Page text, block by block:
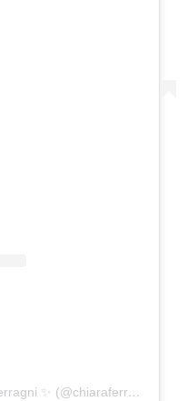
Un post condiviso da Chiara Ferragni ✨ (@chiaraferragni)